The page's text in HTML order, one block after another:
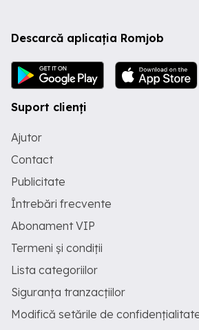
Descarcă aplicația Romjob
Suport clienți
Ajutor
Contact
Publicitate
Întrebări frecvente
Abonament VIP
Termeni și condiții
Lista categoriilor
Siguranța tranzacțiilor
Modifică setările de